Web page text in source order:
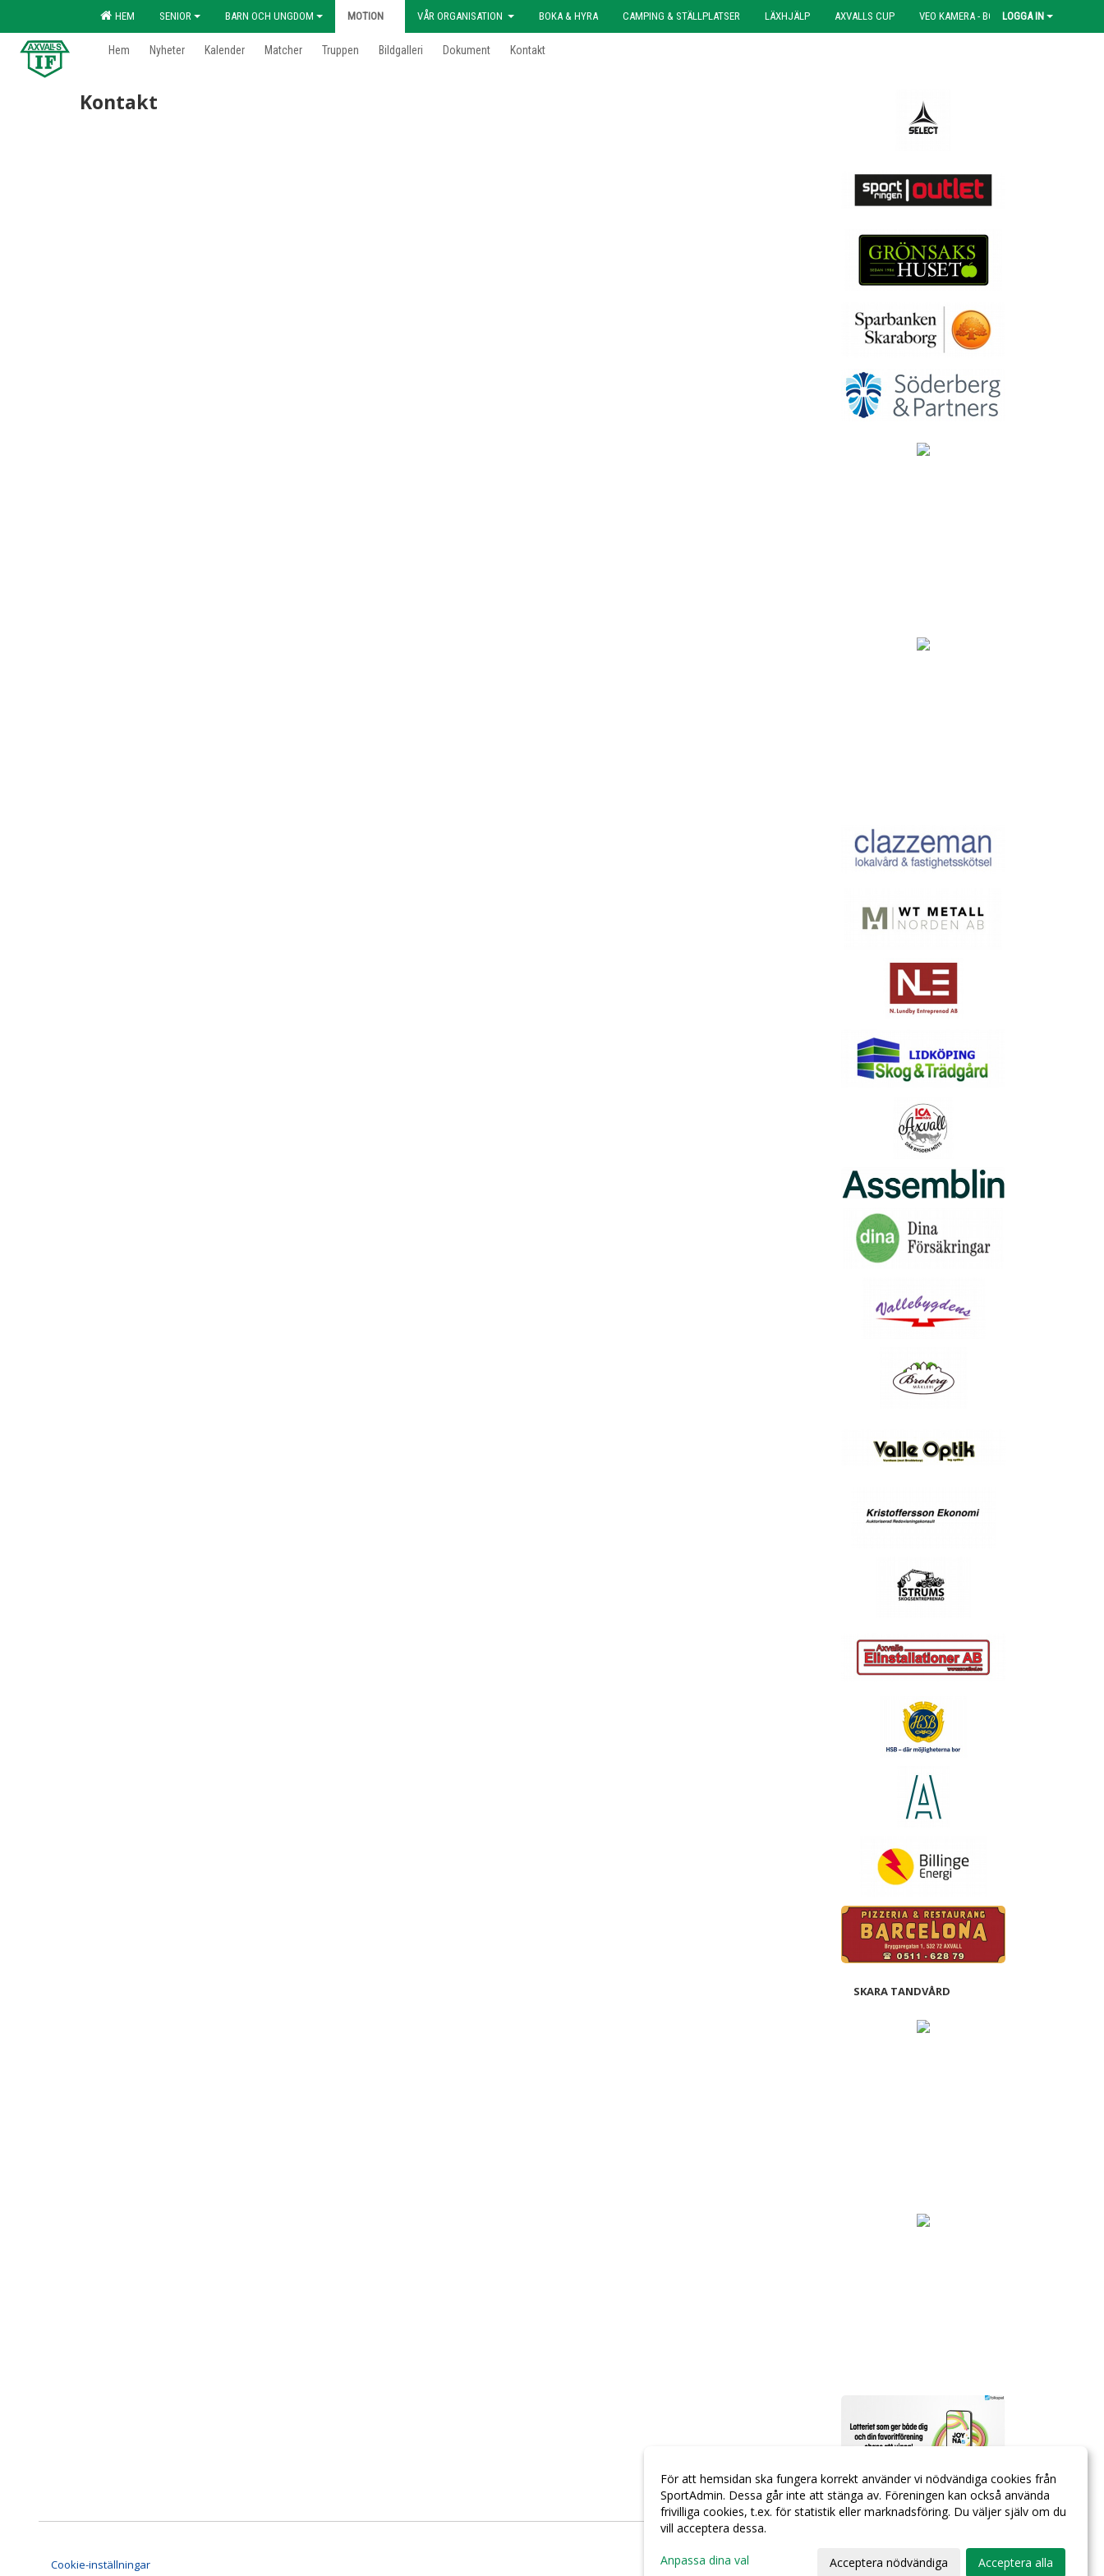
HEM SENIOR BARN OCH UNGDOM MOTION VÅR ORGANISATION BOKA & HYRA CAMPING & STÄLLPLATSER LÄXHJÄLP AXVALLS CUP VEO KAMERA - BOKNINGLOGGA IN
Hem Nyheter Kalender Matcher Truppen Bildgalleri Dokument Kontakt
Kontakt
SKARA TANDVÅRD
Cookie-inställningar
För att hemsidan ska fungera korrekt använder vi nödvändiga cookies från
SportAdmin. Dessa går inte att stänga av. Föreningen kan också använda
frivilliga cookies, t.ex. för statistik eller marknadsföring. Du väljer själv om du
vill acceptera dessa.
Anpassa dina val Acceptera nödvändiga Acceptera alla